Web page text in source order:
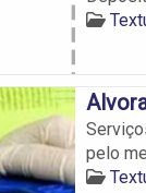
pelo